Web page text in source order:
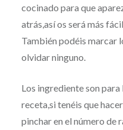
cocinado para que
atrás,así os será más
También podéis marcar
olvidar ninguno.
Los ingrediente son para
receta,si tenéis que
pinchar en el número de